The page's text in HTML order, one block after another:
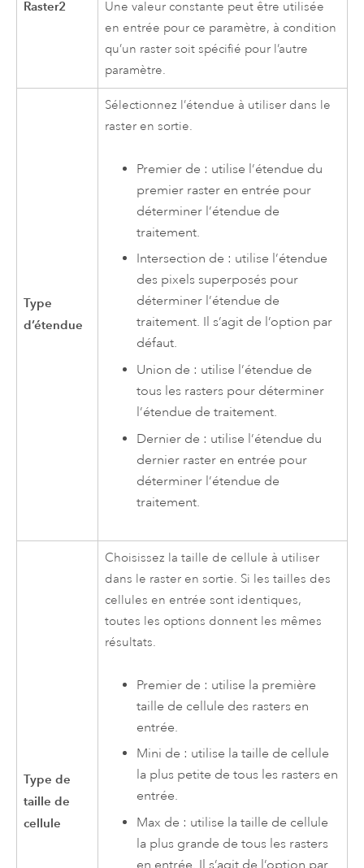
Raster2
Une valeur constante peut être utilisée
en entrée pour ce paramètre, à condition
qu’un raster soit spécifié pour l’autre
paramètre.
Type
d’étendue
Sélectionnez l’étendue à utiliser dans le
raster en sortie.
Premier de : utilise l’étendue du
premier raster en entrée pour
déterminer l’étendue de
traitement.
Intersection de : utilise l’étendue
des pixels superposés pour
déterminer l’étendue de
traitement. Il s’agit de l’option par
défaut.
Union de : utilise l’étendue de
tous les rasters pour déterminer
l’étendue de traitement.
Dernier de : utilise l’étendue du
dernier raster en entrée pour
déterminer l’étendue de
traitement.
Type de
taille de
cellule
Choisissez la taille de cellule à utiliser
dans le raster en sortie. Si les tailles des
cellules en entrée sont identiques,
toutes les options donnent les mêmes
résultats.
Premier de : utilise la première
taille de cellule des rasters en
entrée.
Mini de : utilise la taille de cellule
la plus petite de tous les rasters en
entrée.
Max de : utilise la taille de cellule
la plus grande de tous les rasters